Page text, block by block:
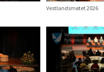
Vestlandsmøtet 2026